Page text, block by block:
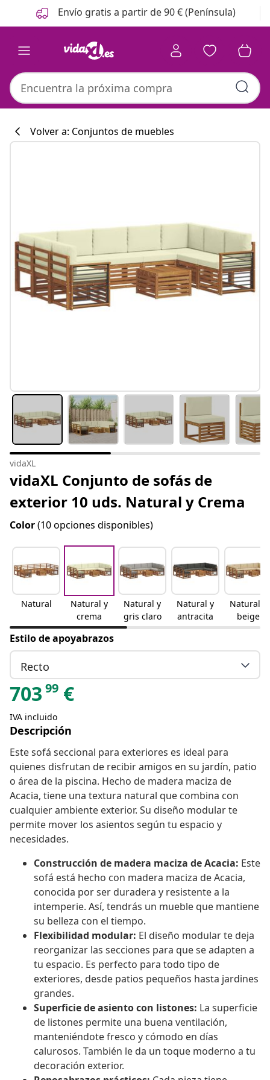
Anterior
Siguiente Envío gratis a partir de 90 € (Península)
#sharemevidaxl
Volver a: Conjuntos de muebles
vidaXL
vidaXL Conjunto de sofás de
exterior 10 uds. Natural y Crema
Color(10 opciones disponibles)
Natural
Natural y
crema
Natural y
gris claro
Natural y
antracita
Natural y
beige
Estilo de apoyabrazos
Recto
703 99 €
IVA incluido
Descripción
Este sofá seccional para exteriores es ideal para
quienes disfrutan de recibir amigos en su jardín, patio
o área de la piscina. Hecho de madera maciza de
Acacia, tiene una textura natural que combina con
cualquier ambiente exterior. Su diseño modular te
permite mover los asientos según tu espacio y
necesidades.
Construcción de madera maciza de Acacia: Este
sofá está hecho con madera maciza de Acacia,
conocida por ser duradera y resistente a la
intemperie. Así, tendrás un mueble que mantiene
su belleza con el tiempo.
Flexibilidad modular: El diseño modular te deja
reorganizar las secciones para que se adapten a
tu espacio. Es perfecto para todo tipo de
exteriores, desde patios pequeños hasta jardines
grandes.
Superficie de asiento con listones: La superficie
de listones permite una buena ventilación,
manteniéndote fresco y cómodo en días
calurosos. También le da un toque moderno a tu
decoración exterior.